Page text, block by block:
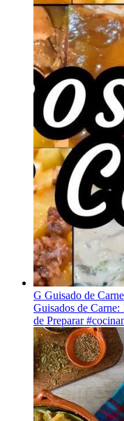
G Guisado de Carne
Guisados de
de Preparar